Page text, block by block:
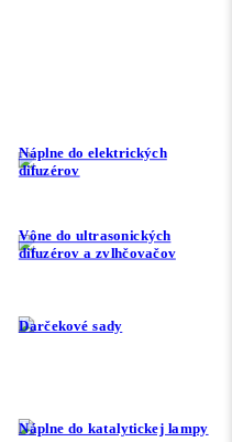
Náplne do elektrických
difuzérov
Vône do ultrasonických
difuzérov a zvlhčovačov
Darčekové sady
Náplne do katalytickej lampy